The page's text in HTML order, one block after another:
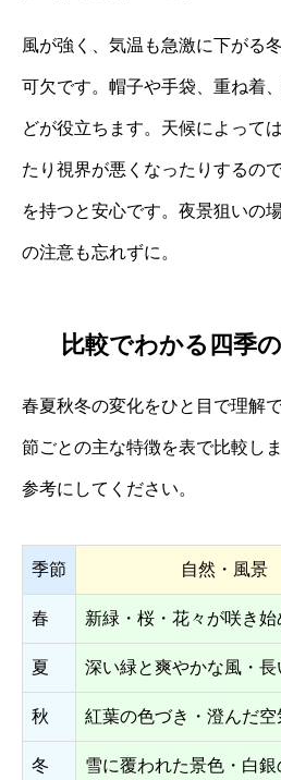
風が強く、気温も急激に下がる
可欠です。帽子や手袋、重ね着
どが役立ちます。天候によって
たり視界が悪くなったりするの
を持つと安心です。夜景狙いの
の注意も忘れずに。
比較でわかる四季
春夏秋冬の変化をひと目で理解
節ごとの主な特徴を表で比較し
参考にしてください。
季節 自然・風景
春 新緑・桜・花々が咲き始
夏 深い緑と爽やかな風・長
秋 紅葉の色づき・澄んだ空
冬 雪に覆われた景色・白銀